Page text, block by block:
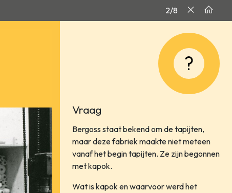
2/8
Vraag
Bergoss staat bekend om de tapijten,
maar deze fabriek maakte niet meteen
vanaf het begin tapijten. Ze zijn begonnen
met kapok.
Wat is kapok en waarvoor werd het